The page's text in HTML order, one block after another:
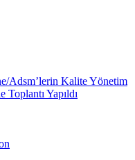
Adsm’lerin Kalite Yönetim
Yapıldı